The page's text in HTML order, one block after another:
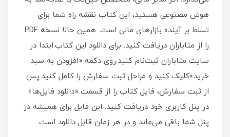
هوش مصنوعی هستید، این کتاب نقشه راه شما برای
تسلط بر آینده بازارهای مالی است. همین حالا نسخه PDF
را از متاباران دریافت کنید. برای دانلود این کتاب:ابتدا در
سایت متاباران ثبت‌نام کنید.روی دکمه «افزودن به سبد
خرید»کلیک کنید و مراحل ثبت سفارش را کامل کنید.پس
از ثبت سفارش، فایل کتاب را از قسمت «دانلود فایل‌ها»
در پنل کاربری خود دریافت کنید. این فایل برای همیشه در
پنل شما باقی می‌ماند و در هر زمان قابل دانلود است.